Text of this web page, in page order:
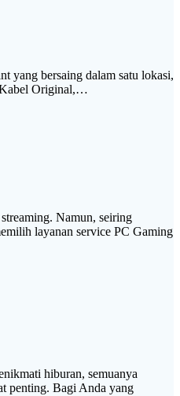
yang bersaing dalam satu lokasi,
Kabel Original,…
Namun, seiring
layanan service PC Gaming
hiburan, semuanya
penting. Bagi Anda yang